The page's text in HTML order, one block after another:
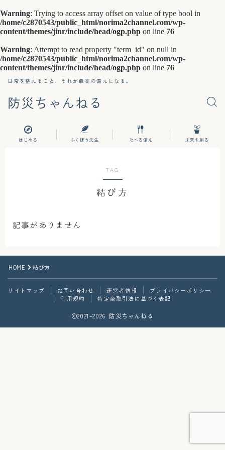
Warning: Trying to access array offset on value of type bool in
/home/c2870543/public_html/norima2channel.com/wp-
content/themes/jinr/include/head/ogp.php on line 76
Warning: Attempt to read property "term_id" on null in
/home/c2870543/public_html/norima2channel.com/wp-
content/themes/jinr/include/head/ogp.php on line 76
防災ちゃんねる
日常を整えること、それが最高の備えになる。
はじめる ふくぼう先生 たべる備え 未来を創る
TAG
結び方
記事がありません
HOME 結び方
サイトマップ お問い合わせ 運営者情報
プライバシーポリシー
利用規約
特定商取引法に基づく表記
2021–2026 防災ちゃんねる